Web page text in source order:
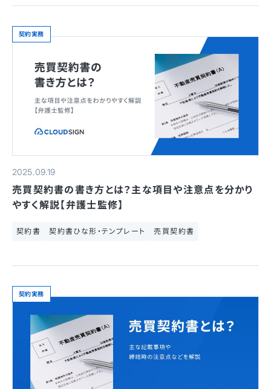
契約実務
2025.09.19
売買契約書の書き方とは？主な項目や注意点を分かり
やすく解説【弁護士監修】
契約書 契約書ひな形・テンプレート 売買契約書
契約実務